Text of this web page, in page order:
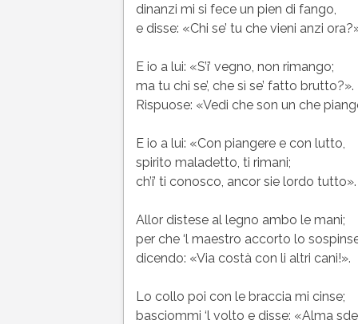
dinanzi mi si fece un pien di fango,
e disse: «Chi se’ tu che vieni anzi
E io a lui: «S’i’ vegno, non rimango;
ma tu chi se’, che sì se’ fatto brutto?».
Rispuose: «Vedi che son un che
E io a lui: «Con piangere e con lutto,
spirito maladetto, ti rimani;
ch’i’ ti conosco, ancor sie lordo tutto».
Allor distese al legno ambo le mani;
per che ‘l maestro accorto lo
dicendo: «Via costà con li altri cani!».
Lo collo poi con le braccia mi cinse;
basciommi ‘l volto e disse: «Alma